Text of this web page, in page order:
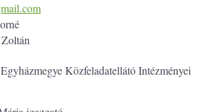
Közfeladatellátó Intézményei